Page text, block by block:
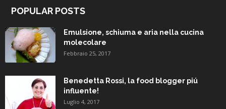
POPULAR POSTS
Emulsione, schiuma e aria nella cucina
molecolare
Febbraio 25, 2017
Benedetta Rossi, la food blogger piú
influente!
Luglio 4, 2017